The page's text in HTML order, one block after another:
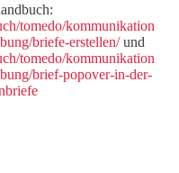
tomedo/kommunikation
briefe-erstellen/und
tomedo/kommunikation
brief-popover-in-der-